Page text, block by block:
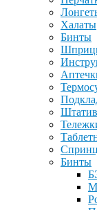
Халаты
Бинты
Бинты